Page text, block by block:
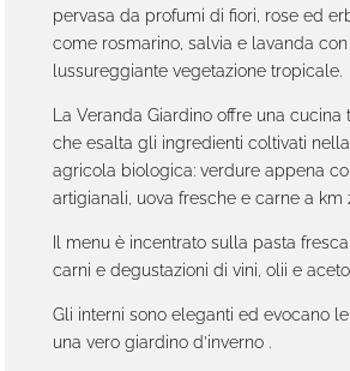
pervasa da profumi di fiori, rose ed
come rosmarino, salvia e lavanda
lussureggiante vegetazione tropicale.
La Veranda Giardino offre una
che esalta gli ingredienti coltivati
agricola biologica: verdure appena
artigianali, uova fresche e carne a km
Il menu è incentrato sulla pasta
carni e degustazioni di vini, olii e
Gli interni sono eleganti ed evocano
una vero giardino d’inverno .